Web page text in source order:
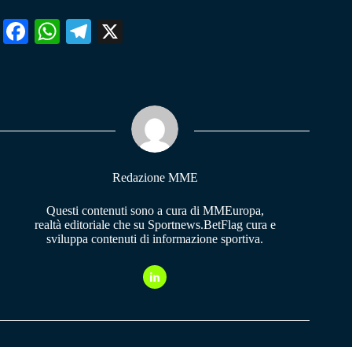
Fa W
pp
Te
m
Redazione MME
Questi contenuti sono a cura di MMEuropa,
realtà editoriale che su Sportnews.BetFlag cura e
sviluppa contenuti di informazione sportiva.